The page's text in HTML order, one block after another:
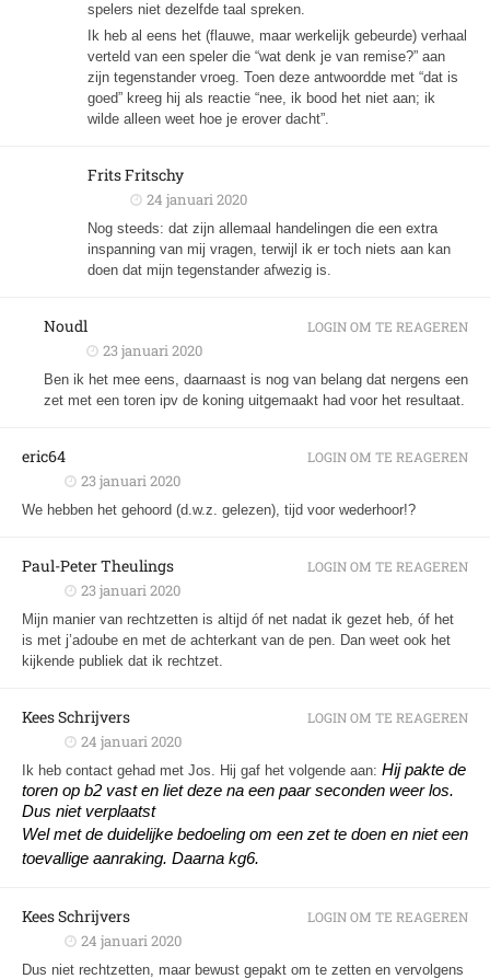
spelers niet dezelfde taal spreken.
Ik heb al eens het (flauwe, maar werkelijk gebeurde) verhaal
verteld van een speler die “wat denk je van remise?” aan
zijn tegenstander vroeg. Toen deze antwoordde met “dat is
goed” kreeg hij als reactie “nee, ik bood het niet aan; ik
wilde alleen weet hoe je erover dacht”.
Frits Fritschy
24 januari 2020
Nog steeds: dat zijn allemaal handelingen die een extra
inspanning van mij vragen, terwijl ik er toch niets aan kan
doen dat mijn tegenstander afwezig is.
Noudl
23 januari 2020
Ben ik het mee eens, daarnaast is nog van belang dat nergens een
zet met een toren ipv de koning uitgemaakt had voor het resultaat.
LOGIN OM TE REAGEREN
eric64
23 januari 2020
We hebben het gehoord (d.w.z. gelezen), tijd voor wederhoor!?
LOGIN OM TE REAGEREN
Paul-Peter Theulings
23 januari 2020
Mijn manier van rechtzetten is altijd óf net nadat ik gezet heb, óf het
is met j’adoube en met de achterkant van de pen. Dan weet ook het
kijkende publiek dat ik rechtzet.
LOGIN OM TE REAGEREN
Kees Schrijvers
24 januari 2020
Ik heb contact gehad met Jos. Hij gaf het volgende aan: Hij pakte de
toren op b2 vast en liet deze na een paar seconden weer los.
Dus niet verplaatst
Wel met de duidelijke bedoeling om een zet te doen en niet een
toevallige aanraking. Daarna kg6.
LOGIN OM TE REAGEREN
Kees Schrijvers
24 januari 2020
Dus niet rechtzetten, maar bewust gepakt om te zetten en vervolgens
LOGIN OM TE REAGEREN